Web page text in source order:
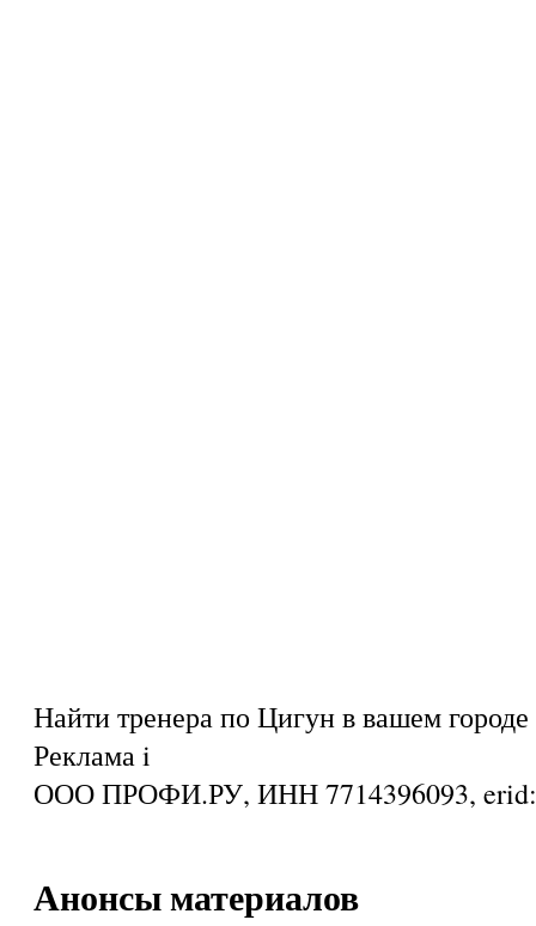
Найти тренера по Цигун в вашем городе
Рекламаi
ООО ПРОФИ.РУ, ИНН 7714396093,
Анонсы материалов